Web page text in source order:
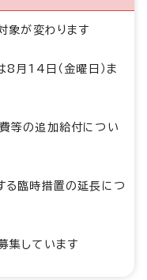
象が変わります
8月14日（金曜日）ま
等の追加給付につい
る臨時措置の延長につ
集しています